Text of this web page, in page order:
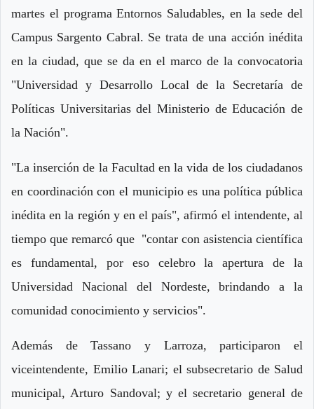
martes el programa Entornos Saludables, en la sede del
Campus Sargento Cabral. Se trata de una acción inédita
en la ciudad, que se da en el marco de la convocatoria
"Universidad y Desarrollo Local de la Secretaría de
Políticas Universitarias del Ministerio de Educación de
la Nación".
"La inserción de la Facultad en la vida de los ciudadanos
en coordinación con el municipio es una política pública
inédita en la región y en el país", afirmó el intendente, al
tiempo que remarcó que "contar con asistencia científica
es fundamental, por eso celebro la apertura de la
Universidad Nacional del Nordeste, brindando a la
comunidad conocimiento y servicios".
Además de Tassano y Larroza, participaron el
viceintendente, Emilio Lanari; el subsecretario de Salud
municipal, Arturo Sandoval; y el secretario general de